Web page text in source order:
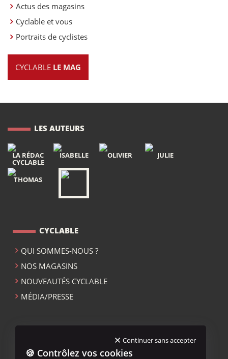
Actus des magasins
Cyclable et vous
Portraits de cyclistes
CYCLABLE LE MAG
LES AUTEURS
LA RÉDAC
CYCLABLE
ISABELLE OLIVIER JULIE
THOMAS
CYCLABLE
QUI SOMMES-NOUS ?
NOS MAGASINS
NOUVEAUTÉS CYCLABLE
MÉDIA/PRESSE
MENTIONS LÉGALES
Continuer sans accepter
🍪 Contrôlez vos cookies